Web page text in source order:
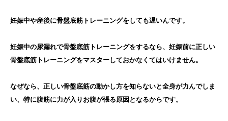
妊娠中や産後に骨盤底筋トレーニングをしても遅いんです。
妊娠中の尿漏れで骨盤底筋トレーニングをするなら、妊娠前に正しい
骨盤底筋トレーニングをマスターしておかなくてはいけません。
なぜなら、正しい骨盤底筋の動かし方を知らないと全身が力んでしま
い、特に腹筋に力が入りお腹が張る原因となるからです。